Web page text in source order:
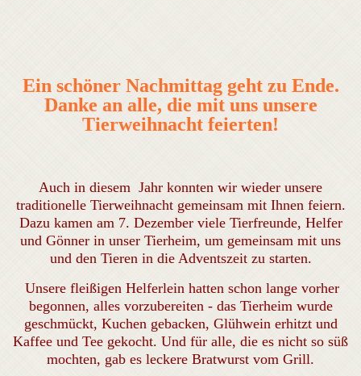
Ein schöner Nachmittag geht zu Ende.
Danke an alle, die mit uns unsere
Tierweihnacht feierten!
Auch in diesem Jahr konnten wir wieder unsere
traditionelle Tierweihnacht gemeinsam mit Ihnen feiern.
Dazu kamen am 7. Dezember viele Tierfreunde, Helfer
und Gönner in unser Tierheim, um gemeinsam mit uns
und den Tieren in die Adventszeit zu starten.
Unsere fleißigen Helferlein hatten schon lange vorher
begonnen, alles vorzubereiten - das Tierheim wurde
geschmückt, Kuchen gebacken, Glühwein erhitzt und
Kaffee und Tee gekocht. Und für alle, die es nicht so süß
mochten, gab es leckere Bratwurst vom Grill.